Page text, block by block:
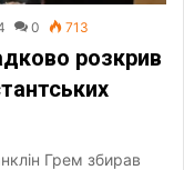
0 713
розкрив
Грем збирав